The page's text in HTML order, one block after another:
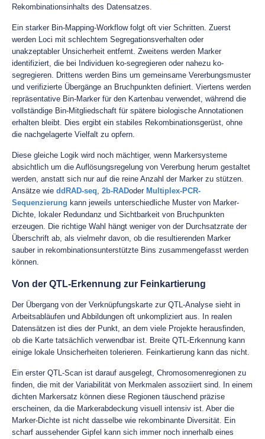
Rekombinationsinhalts des Datensatzes.
Ein starker Bin-Mapping-Workflow folgt oft vier Schritten. Zuerst
werden Loci mit schlechtem Segregationsverhalten oder
unakzeptabler Unsicherheit entfernt. Zweitens werden Marker
identifiziert, die bei Individuen ko-segregieren oder nahezu ko-
segregieren. Drittens werden Bins um gemeinsame Vererbungsmuster
und verifizierte Übergänge an Bruchpunkten definiert. Viertens werden
repräsentative Bin-Marker für den Kartenbau verwendet, während die
vollständige Bin-Mitgliedschaft für spätere biologische Annotationen
erhalten bleibt. Dies ergibt ein stabiles Rekombinationsgerüst, ohne
die nachgelagerte Vielfalt zu opfern.
Diese gleiche Logik wird noch mächtiger, wenn Markersysteme
absichtlich um die Auflösungsregelung von Vererbung herum gestaltet
werden, anstatt sich nur auf die reine Anzahl der Marker zu stützen.
Ansätze wie ddRAD-seq, 2b-RADoder Multiplex-PCR-
Sequenzierung kann jeweils unterschiedliche Muster von Marker-
Dichte, lokaler Redundanz und Sichtbarkeit von Bruchpunkten
erzeugen. Die richtige Wahl hängt weniger von der Durchsatzrate der
Überschrift ab, als vielmehr davon, ob die resultierenden Marker
sauber in rekombinationsunterstützte Bins zusammengefasst werden
können.
Von der QTL-Erkennung zur Feinkartierung
Der Übergang von der Verknüpfungskarte zur QTL-Analyse sieht in
Arbeitsabläufen und Abbildungen oft unkompliziert aus. In realen
Datensätzen ist dies der Punkt, an dem viele Projekte herausfinden,
ob die Karte tatsächlich verwendbar ist. Breite QTL-Erkennung kann
einige lokale Unsicherheiten tolerieren. Feinkartierung kann das nicht.
Ein erster QTL-Scan ist darauf ausgelegt, Chromosomenregionen zu
finden, die mit der Variabilität von Merkmalen assoziiert sind. In einem
dichten Markersatz können diese Regionen täuschend präzise
erscheinen, da die Markerabdeckung visuell intensiv ist. Aber die
Marker-Dichte ist nicht dasselbe wie rekombinante Diversität. Ein
scharf aussehender Gipfel kann sich immer noch innerhalb eines